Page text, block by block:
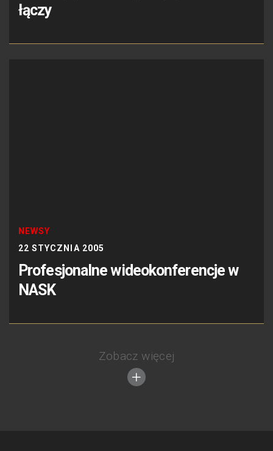
łączy
NEWSY
22 STYCZNIA 2005
Profesjonalne wideokonferencje w
NASK
Zobacz więcej